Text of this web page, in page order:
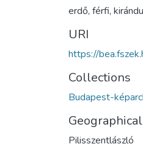
erdő, férfi,
URI
https://
Collections
Budapest-
Pilisszentlászló